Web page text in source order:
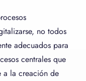
no todos
adecuados para
centrales que
a la creación de